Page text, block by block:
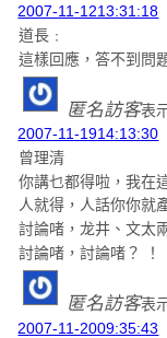
2007-11-1213:31:18
道長﹕
這樣回應，答不到問
匿名訪客表
2007-11-1914:13:30
曾理清
你講乜都得啦，我在
人就得，人話你你就
討論啫，龙井、文太
討論啫，討論啫？ ！
匿名訪客表
2007-11-2009:35:43